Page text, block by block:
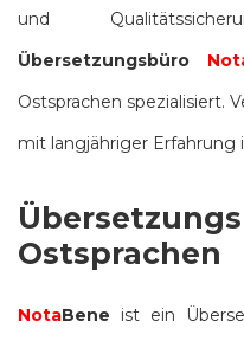
und
Übersetzungsbüro
Ostsprachen spezialisiert.
mit langjähriger Erfahrung
Ostsprachen
NotaBene ist ein